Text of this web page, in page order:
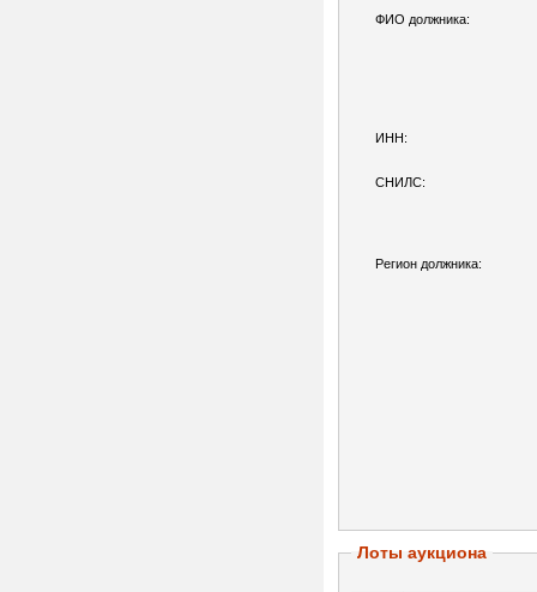
ФИО должника:
ИНН:
СНИЛС:
Регион должника:
Лоты аукциона